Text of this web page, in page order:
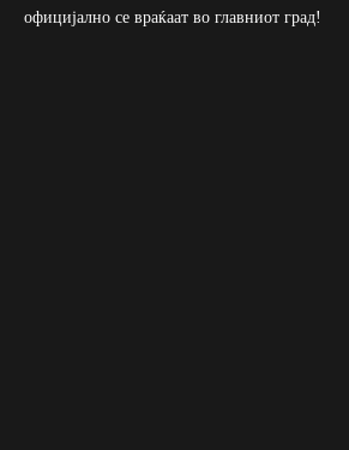
официјално се враќаат во главниот град!